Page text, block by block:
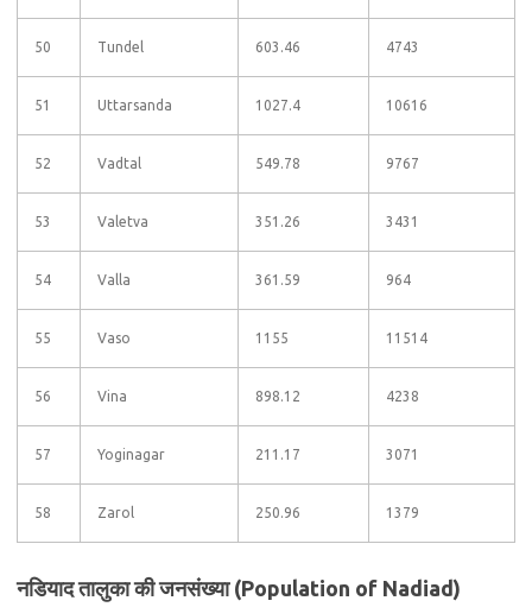
50 Tundel 603.46 4743
51 Uttarsanda 1027.4 10616
52 Vadtal 549.78 9767
53 Valetva 351.26 3431
54 Valla 361.59 964
55 Vaso 1155 11514
56 Vina 898.12 4238
57 Yoginagar 211.17 3071
58 Zarol 250.96 1379
नडियाद तालुका की जनसंख्या (Population of Nadiad)